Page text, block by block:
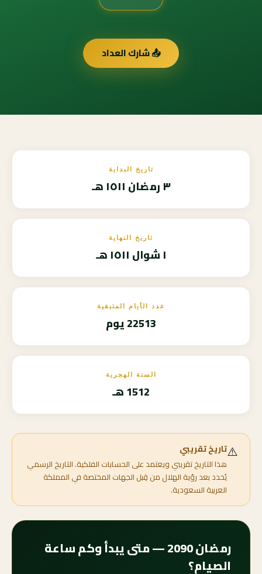
📤 شارك العداد
تاريخ البداية
٣ رمضان ١٥١١ هـ
تاريخ النهاية
١ شوال ١٥١١ هـ
عدد الأيام المتبقية
22513 يوم
السنة الهجرية
1512 هـ
⚠️تاريخ تقريبي
هذا التاريخ تقريبي ويعتمد على الحسابات الفلكية. التاريخ الرسمي
يُحدد بعد رؤية الهلال من قِبل الجهات المختصة في المملكة
العربية السعودية.
رمضان 2090 — متى يبدأ وكم ساعة
الصيام؟